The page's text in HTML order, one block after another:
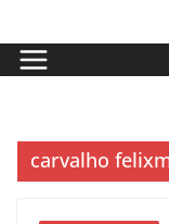
to
content
carvalho